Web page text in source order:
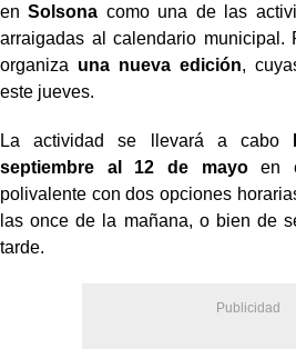
enSolsona como una de las
arraigadas al calendario municipal.
organiza una nueva edición,
este jueves.
La actividad se llevará a cabo
septiembre al 12 de mayoen
polivalente con dos opciones
las once de la mañana, o bien de
tarde.